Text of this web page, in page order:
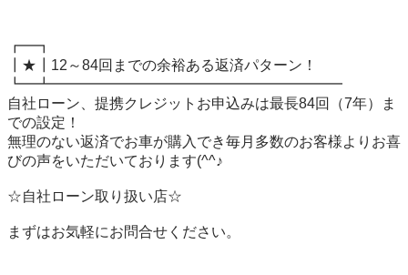
┏━┓
┃★┃12～84回までの余裕ある返済パターン！
┗━┻━━━━━━━━━━━━━━━━━━━━
自社ローン、提携クレジットお申込みは最長84回（7年）ま
での設定！
無理のない返済でお車が購入でき毎月多数のお客様よりお喜
びの声をいただいております(^^♪
☆自社ローン取り扱い店☆
まずはお気軽にお問合せください。